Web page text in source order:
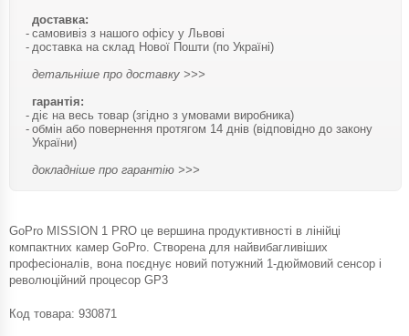
доставка:
самовивіз з нашого офісу у Львові
доставка на склад Нової Пошти (по Україні)
детальніше про доставку >>>
гарантія:
діє на весь товар (згідно з умовами виробника)
обмін або повернення протягом 14 днів (відповідно до закону
України)
докладніше про гарантію >>>
GoPro MISSION 1 PRO це вершина продуктивності в лінійці
компактних камер GoPro. Створена для найвибагливіших
професіоналів, вона поєднує новий потужний 1-дюймовий сенсор і
революційний процесор GP3
Код товара: 930871